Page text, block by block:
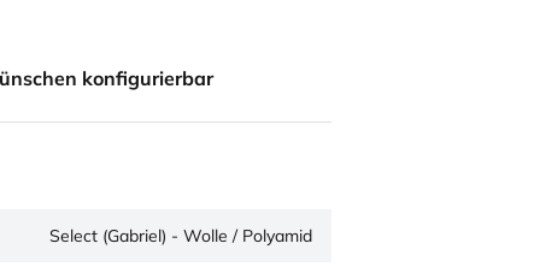
konfigurierbar
Select (Gabriel) - Wolle / Polyamid